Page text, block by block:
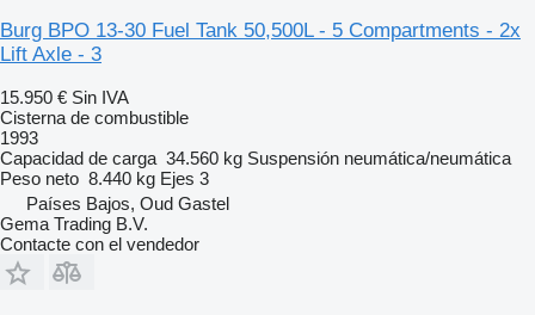
Burg BPO 13-30 Fuel Tank 50,500L - 5 Compartments - 2x
Lift Axle - 3
15.950 € Sin IVA
Cisterna de combustible
1993
Capacidad de carga 34.560 kg Suspensión neumática/neumática
Peso neto 8.440 kg Ejes 3
Países Bajos, Oud Gastel
Gema Trading B.V.
Contacte con el vendedor